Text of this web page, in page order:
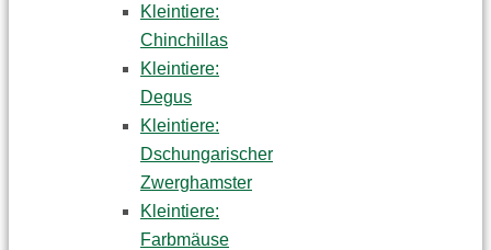
Kleintiere:
Chinchillas
Kleintiere:
Degus
Kleintiere:
Dschungarischer
Zwerghamster
Kleintiere:
Farbmäuse